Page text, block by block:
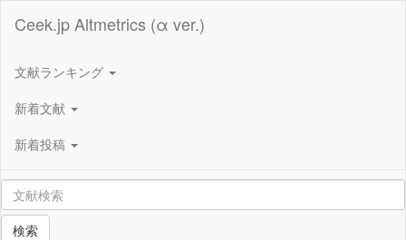
Ceek.jp Altmetrics (α ver.)
文献ランキング
新着文献
新着投稿
検索